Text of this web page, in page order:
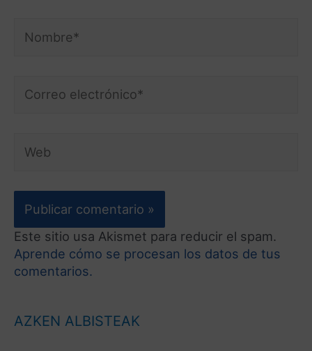
Este sitio usa Akismet para reducir el spam.
Aprende cómo se procesan los datos de tus
comentarios.
AZKEN ALBISTEAK